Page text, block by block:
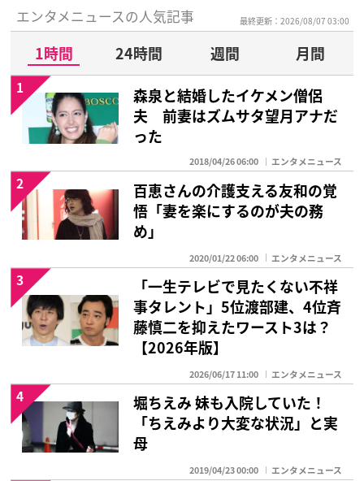
エンタメニュースの人気記事 最終更新：2026/08/07 03:00
1時間 24時間 週間
月間
森泉と結婚したイケメン僧侶
夫 前妻はズムサタ望月アナだ
った
2018/04/26 06:00 エンタメニュース
1
百恵さんの介護支える友和の覚
悟「妻を楽にするのが夫の務
め」
2020/01/22 06:00 エンタメニュース
2
「一生テレビで見たくない不祥
事タレント」5位渡部建、4位斉
藤慎二を抑えたワースト3は？
【2026年版】
2026/06/17 11:00 エンタメニュース
3
堀ちえみ 妹も入院していた！
「ちえみより大変な状況」と実
母
2019/04/23 00:00 エンタメニュース
4